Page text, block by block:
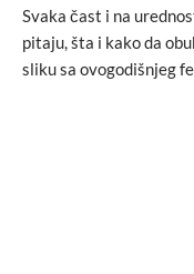
Svaka čast i na
pitaju, šta i kako da
sliku sa ovogodišnjeg